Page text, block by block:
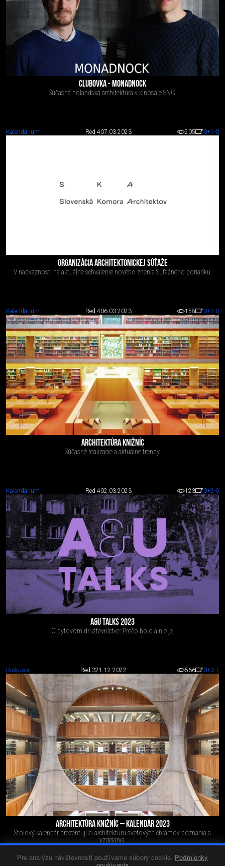
Pre analýzu návštevnosti používame súbory cookie. Podmienky
CLUBOVKA - MONADNOCK
Súčasná holandská architektúra v kinosále SNG.
Kalendárium Red 407.03.2023 205 0+1 -0
ORGANIZÁCIA ARCHITEKTONICKEJ SÚŤAŽE
V nadväznosti na aktuálne schválenie nového znenia Súťažného poriadku.
Kalendárium Red 406.03.2023 158 0+1 -0
ARCHITEKTÚRA KNIŽNÍC
Súčasné realizácie a aktuálne trendy.
Kalendárium Red 402.03.2023 123 0+2-0
A&U TALKS 2023
O bytovom družtevníctve: Prečo bolo a nie je.
Diskusia Red 321.12.2022 566 0+3-1
ARCHITEKTÚRA KNIŽNÍC – KALENDÁR 2023
Stolový kalendár prezentujúci architektúru svetových chrámov poznania a
vzdelania.